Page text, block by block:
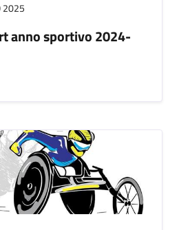
2025
anno sportivo 2024-